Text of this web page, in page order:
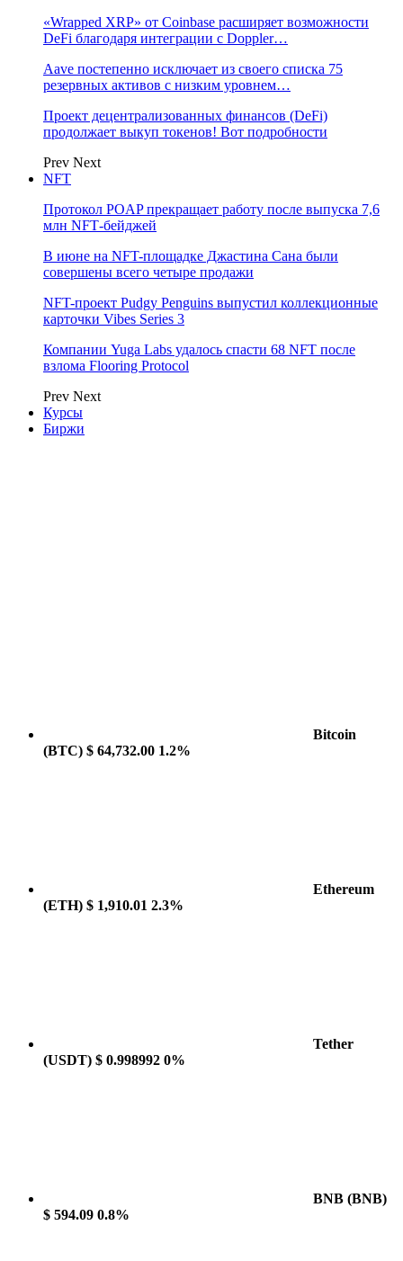
«Wrapped XRP» от Coinbase расширяет возможности
DeFi благодаря интеграции с Doppler…
Aave постепенно исключает из своего списка 75
резервных активов с низким уровнем…
Проект децентрализованных финансов (DeFi)
продолжает выкуп токенов! Вот подробности
Prev Next
NFT
Протокол POAP прекращает работу после выпуска 7,6
млн NFT‑бейджей
В июне на NFT-площадке Джастина Сана были
совершены всего четыре продажи
NFT-проект Pudgy Penguins выпустил коллекционные
карточки Vibes Series 3
Компании Yuga Labs удалось спасти 68 NFT после
взлома Flooring Protocol
Prev Next
Курсы
Биржи
Bitcoin
(BTC) $ 64,732.00 1.2%
Ethereum
(ETH) $ 1,910.01 2.3%
Tether
(USDT) $ 0.998992 0%
BNB (BNB)
$ 594.09 0.8%